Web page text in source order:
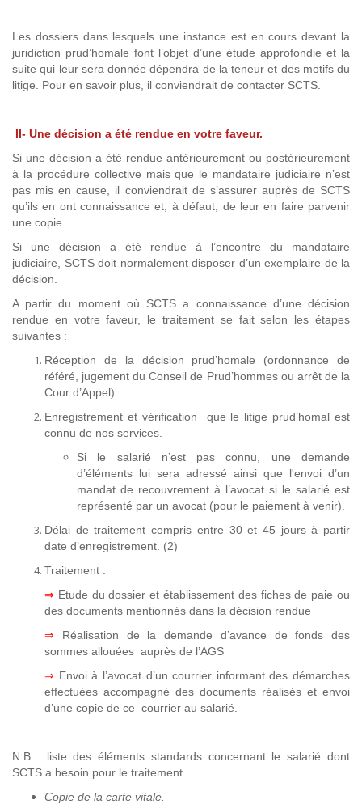
Les dossiers dans lesquels une instance est en cours devant la
juridiction prud’homale font l’objet d’une étude approfondie et la
suite qui leur sera donnée dépendra de la teneur et des motifs du
litige. Pour en savoir plus, il conviendrait de contacter SCTS.
II- Une décision a été rendue en votre faveur.
Si une décision a été rendue antérieurement ou postérieurement
à la procédure collective mais que le mandataire judiciaire n’est
pas mis en cause, il conviendrait de s’assurer auprès de SCTS
qu’ils en ont connaissance et, à défaut, de leur en faire parvenir
une copie.
Si une décision a été rendue à l’encontre du mandataire
judiciaire, SCTS doit normalement disposer d’un exemplaire de la
décision.
A partir du moment où SCTS a connaissance d’une décision
rendue en votre faveur, le traitement se fait selon les étapes
suivantes :
Réception de la décision prud’homale (ordonnance de
référé, jugement du Conseil de Prud’hommes ou arrêt de la
Cour d’Appel).
Enregistrement et vérification que le litige prud’homal est
connu de nos services.
Si le salarié n’est pas connu, une demande
d’éléments lui sera adressé ainsi que l'envoi d’un
mandat de recouvrement à l’avocat si le salarié est
représenté par un avocat (pour le paiement à venir).
Délai de traitement compris entre 30 et 45 jours à partir
date d’enregistrement. (2)
Traitement :
⇒ Etude du dossier et établissement des fiches de paie ou
des documents mentionnés dans la décision rendue
⇒ Réalisation de la demande d’avance de fonds des
sommes allouées auprès de l’AGS
⇒ Envoi à l’avocat d’un courrier informant des démarches
effectuées accompagné des documents réalisés et envoi
d’une copie de ce courrier au salarié.
N.B : liste des éléments standards concernant le salarié dont
SCTS a besoin pour le traitement
Copie de la carte vitale.